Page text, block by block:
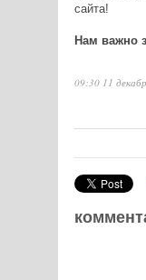
сайта!
Нам важно
09:30 11